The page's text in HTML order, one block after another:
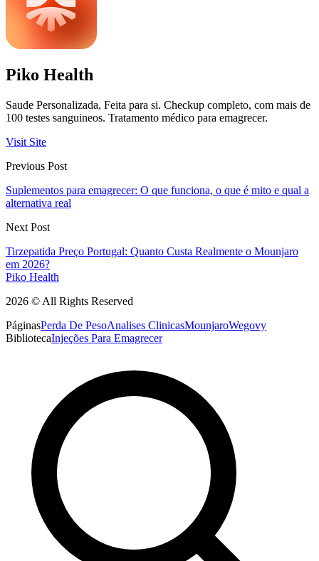
Piko Health
Saude Personalizada, Feita para si. Checkup completo, com mais de
100 testes sanguineos. Tratamento médico para emagrecer.
Visit Site
Previous Post
Suplementos para emagrecer: O que funciona, o que é mito e qual a
alternativa real
Next Post
Tirzepatida Preço Portugal: Quanto Custa Realmente o Mounjaro
em 2026?
Piko Health
2026 © All Rights Reserved
PáginasPerda De PesoAnalises ClinicasMounjaroWegovy
BibliotecaInjeções Para Emagrecer